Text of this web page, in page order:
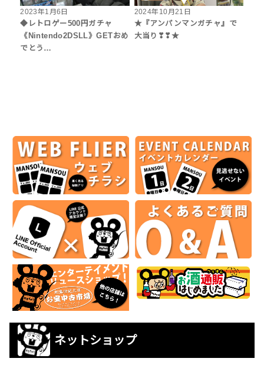
2023年1月6日
◆レトロゲー500円ガチャ
《Nintendo2DSLL》GETおめ
でとう…
2024年10月21日
★『アンパンマンガチャ』で
大当り❣❣★
ネットショップ